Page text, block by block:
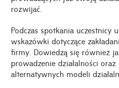
rozwijać.
Podczas spotkania uczestnicy
wskazówki dotyczące
firmy. Dowiedzą się również
prowadzenie działalności
alternatywnych modeli